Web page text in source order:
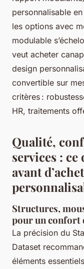
personnalisable
les options avec
modulable
veut acheter
design
convertible sur
critères :
HR, traitements
Qualité,
services :
avant
Structures,
pour un confort
La précision du
Dataset
éléments